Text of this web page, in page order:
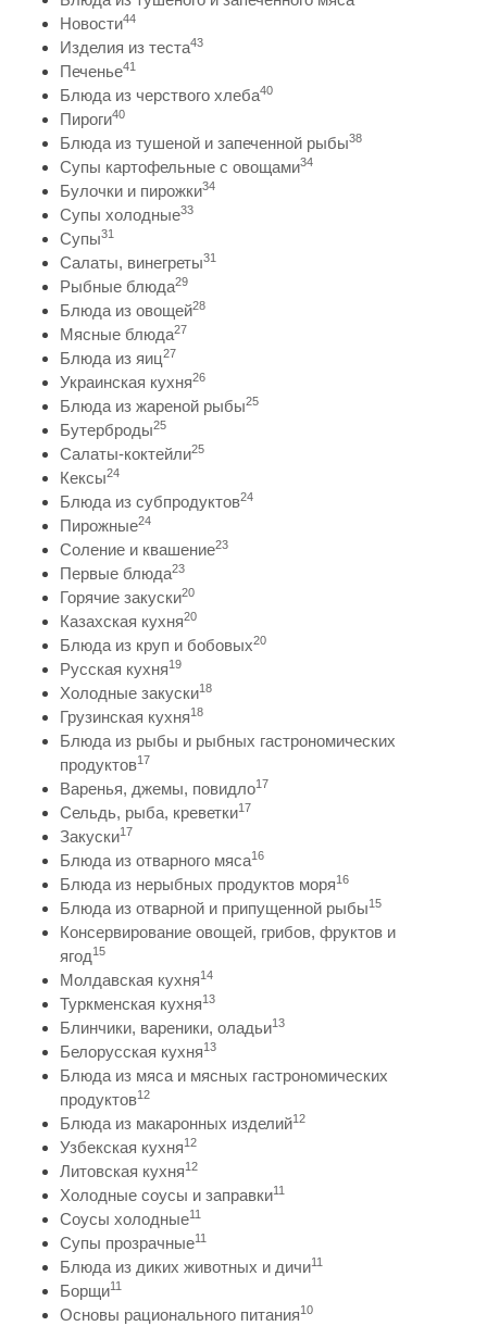
Новости44
Изделия из теста43
Печенье41
Блюда из черствого хлеба40
Пироги40
Блюда из тушеной и запеченной рыбы38
Супы картофельные с овощами34
Булочки и пирожки34
Супы холодные33
Супы31
Салаты, винегреты31
Рыбные блюда29
Блюда из овощей28
Мясные блюда27
Блюда из яиц27
Украинская кухня26
Блюда из жареной рыбы25
Бутерброды25
Салаты-коктейли25
Кексы24
Блюда из субпродуктов24
Пирожные24
Соление и квашение23
Первые блюда23
Горячие закуски20
Казахская кухня20
Блюда из круп и бобовых20
Русская кухня19
Холодные закуски18
Грузинская кухня18
Блюда из рыбы и рыбных гастрономических
продуктов17
Варенья, джемы, повидло17
Сельдь, рыба, креветки17
Закуски17
Блюда из отварного мяса16
Блюда из нерыбных продуктов моря16
Блюда из отварной и припущенной рыбы15
Консервирование овощей, грибов, фруктов и
ягод15
Молдавская кухня14
Туркменская кухня13
Блинчики, вареники, оладьи13
Белорусская кухня13
Блюда из мяса и мясных гастрономических
продуктов12
Блюда из макаронных изделий12
Узбекская кухня12
Литовская кухня12
Холодные соусы и заправки11
Соусы холодные11
Супы прозрачные11
Блюда из диких животных и дичи11
Борщи11
Основы рационального питания10